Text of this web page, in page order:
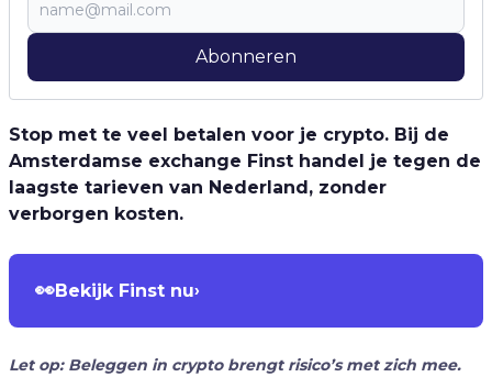
Abonneren
Stop met te veel betalen voor je crypto. Bij de
Amsterdamse exchange Finst handel je tegen de
laagste tarieven van Nederland, zonder
verborgen kosten.
👀Bekijk Finst nu›
Let op: Beleggen in crypto brengt risico’s met zich mee.